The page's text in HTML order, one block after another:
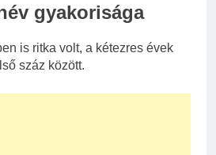
gyakorisága
is ritka volt, a kétezres évek
száz között.